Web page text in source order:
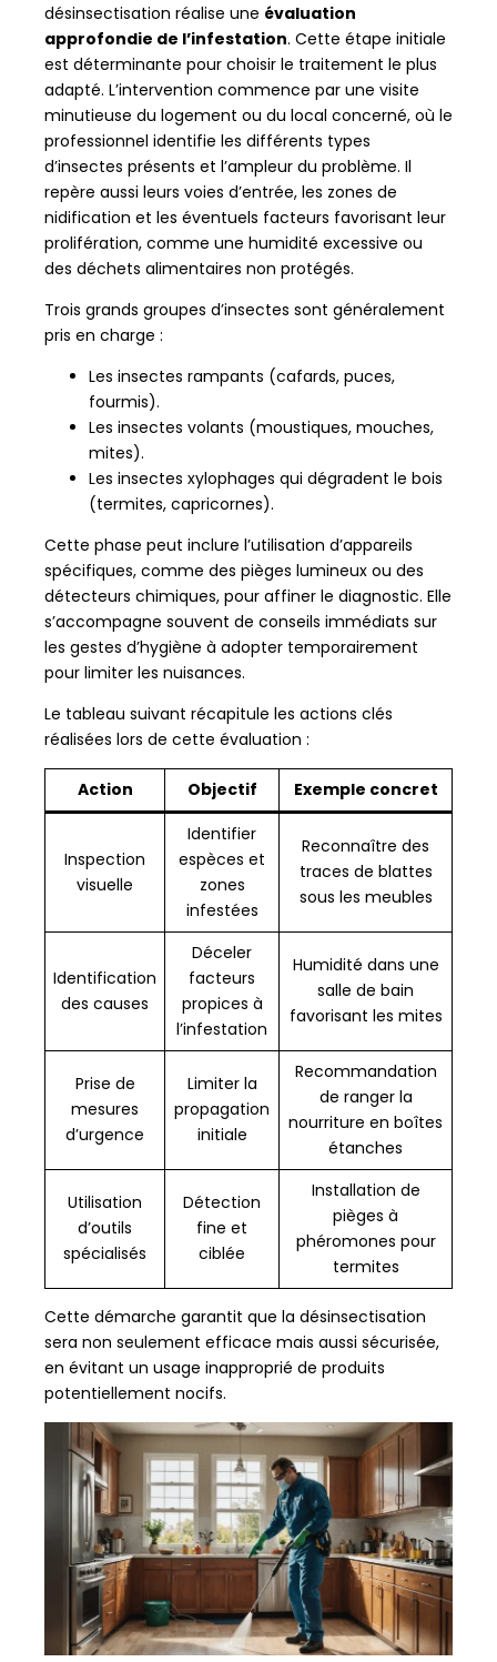
désinsectisation réalise une évaluation
approfondie de l’infestation. Cette étape initiale
est déterminante pour choisir le traitement le plus
adapté. L’intervention commence par une visite
minutieuse du logement ou du local concerné, où le
professionnel identifie les différents types
d’insectes présents et l’ampleur du problème. Il
repère aussi leurs voies d’entrée, les zones de
nidification et les éventuels facteurs favorisant leur
prolifération, comme une humidité excessive ou
des déchets alimentaires non protégés.
Trois grands groupes d’insectes sont généralement
pris en charge :
Les insectes rampants (cafards, puces,
fourmis).
Les insectes volants (moustiques, mouches,
mites).
Les insectes xylophages qui dégradent le bois
(termites, capricornes).
Cette phase peut inclure l’utilisation d’appareils
spécifiques, comme des pièges lumineux ou des
détecteurs chimiques, pour affiner le diagnostic. Elle
s’accompagne souvent de conseils immédiats sur
les gestes d’hygiène à adopter temporairement
pour limiter les nuisances.
Le tableau suivant récapitule les actions clés
réalisées lors de cette évaluation :
Action Objectif Exemple concret
Inspection
visuelle
Identifier
espèces et
zones
infestées
Reconnaître des
traces de blattes
sous les meubles
Identification
des causes
Déceler
facteurs
propices à
l’infestation
Humidité dans une
salle de bain
favorisant les mites
Prise de
mesures
d’urgence
Limiter la
propagation
initiale
Recommandation
de ranger la
nourriture en boîtes
étanches
Utilisation
d’outils
spécialisés
Détection
fine et
ciblée
Installation de
pièges à
phéromones pour
termites
Cette démarche garantit que la désinsectisation
sera non seulement efficace mais aussi sécurisée,
en évitant un usage inapproprié de produits
potentiellement nocifs.